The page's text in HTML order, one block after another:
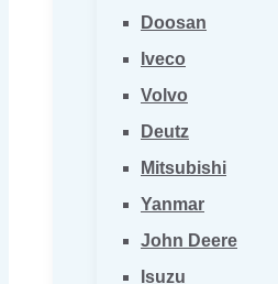
Doosan
Iveco
Volvo
Deutz
Mitsubishi
Yanmar
John Deere
Isuzu